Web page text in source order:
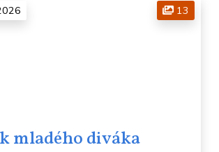
13
mladého diváka